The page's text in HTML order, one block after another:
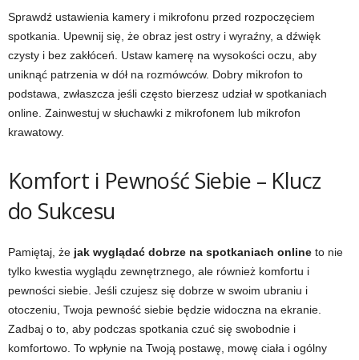
Sprawdź ustawienia kamery i mikrofonu przed rozpoczęciem
spotkania. Upewnij się, że obraz jest ostry i wyraźny, a dźwięk
czysty i bez zakłóceń. Ustaw kamerę na wysokości oczu, aby
uniknąć patrzenia w dół na rozmówców. Dobry mikrofon to
podstawa, zwłaszcza jeśli często bierzesz udział w spotkaniach
online. Zainwestuj w słuchawki z mikrofonem lub mikrofon
krawatowy.
Komfort i Pewność Siebie – Klucz
do Sukcesu
Pamiętaj, że jak wyglądać dobrze na spotkaniach online to nie
tylko kwestia wyglądu zewnętrznego, ale również komfortu i
pewności siebie. Jeśli czujesz się dobrze w swoim ubraniu i
otoczeniu, Twoja pewność siebie będzie widoczna na ekranie.
Zadbaj o to, aby podczas spotkania czuć się swobodnie i
komfortowo. To wpłynie na Twoją postawę, mowę ciała i ogólny